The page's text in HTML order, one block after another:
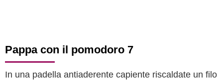
Pappa con il pomodoro 7
In una padella antiaderente capiente riscaldate un filo